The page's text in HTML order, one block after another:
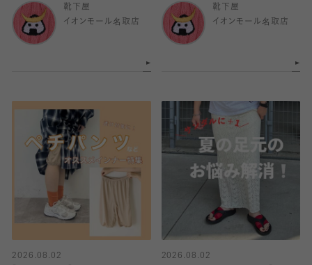
靴下屋
イオンモール名取店
靴下屋
イオンモール名取店
2026.08.02
2026.08.02